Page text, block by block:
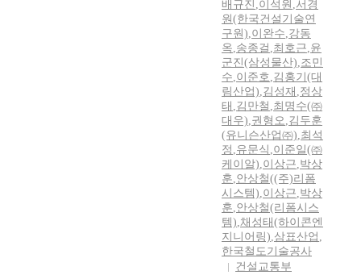
배규진 ,이석원 ,서경
원(한국건설기술연
구원),이완수,강동
옥,송종걸 ,최호근,윤
군진(삼성물산),조민
수,이준호,김홍기(대
림산업),김성재 ,정상
태 ,김만철 ,최명수(㈜
대우),권형오,김두훈
(유니슨산업㈜),최석
정 ,유문식 ,이준일(㈜
케이알),이상근,박상
훈,안상철((주)리폼
시스템),이상근,박상
훈,안상철(리폼시스
템),채성태(하이콘엔
지니어링),삼표산업 ,
한국철도기술공사
건설교통부